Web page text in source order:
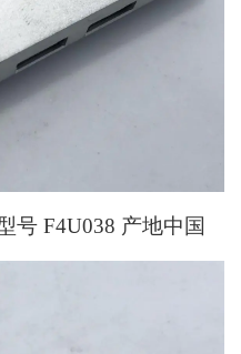
号 F4U038 产地中国